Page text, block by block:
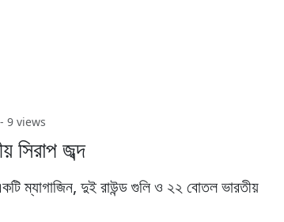
9 views
সিরাপ জব্দ
ম্যাগাজিন, দুই রাউন্ড গুলি ও ২২ বোতল ভারতীয়